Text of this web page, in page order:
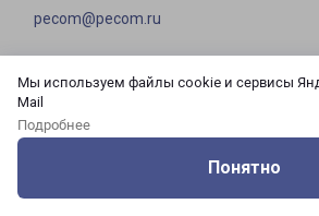
Мы используем файлы cookie и сервисы
Mail
Подробнее
Понятно
pecom@pecom.ru
с 10:00 до
с 10:00 до
с 10:00 до
21:00